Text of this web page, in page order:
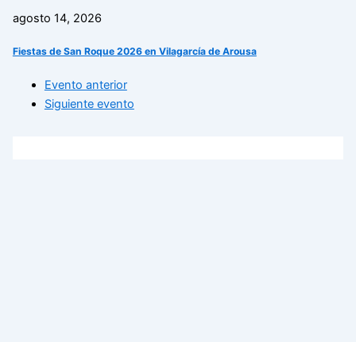
agosto 14, 2026
Fiestas de San Roque 2026 en Vilagarcía de Arousa
Evento anterior
Siguiente evento